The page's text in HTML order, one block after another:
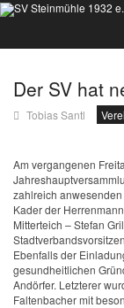
Der SV hat
Tobias Santl
Am vergangenen
zahlreich
Kader der
Mitterteich – Stefan
Ebenfalls der
gesundheitlichen
Andörfer. Letzterer
Faltenbacher mit